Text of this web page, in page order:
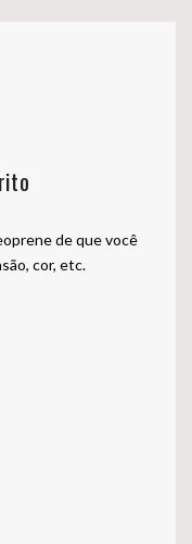
de que você
cor, etc.